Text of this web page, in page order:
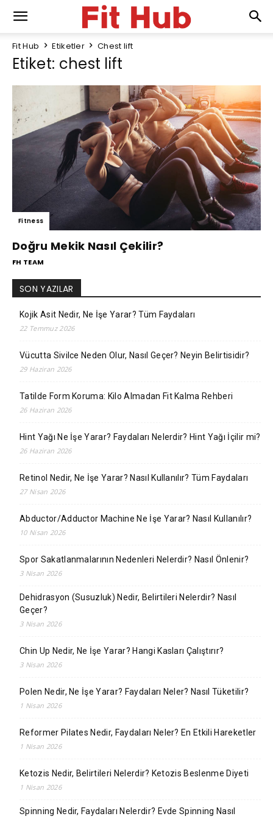
Fit Hub Etiketler Chest lift
Etiket: chest lift
Fitness
Doğru Mekik Nasıl Çekilir?
FH TEAM
SON YAZILAR
Kojik Asit Nedir, Ne İşe Yarar? Tüm Faydaları
22 Temmuz 2026
Vücutta Sivilce Neden Olur, Nasıl Geçer? Neyin Belirtisidir?
29 Haziran 2026
Tatilde Form Koruma: Kilo Almadan Fit Kalma Rehberi
26 Haziran 2026
Hint Yağı Ne İşe Yarar? Faydaları Nelerdir? Hint Yağı İçilir mi?
26 Haziran 2026
Retinol Nedir, Ne İşe Yarar? Nasıl Kullanılır? Tüm Faydaları
27 Nisan 2026
Abductor/Adductor Machine Ne İşe Yarar? Nasıl Kullanılır?
10 Nisan 2026
Spor Sakatlanmalarının Nedenleri Nelerdir? Nasıl Önlenir?
3 Nisan 2026
Dehidrasyon (Susuzluk) Nedir, Belirtileri Nelerdir? Nasıl
Geçer?
3 Nisan 2026
Chin Up Nedir, Ne İşe Yarar? Hangi Kasları Çalıştırır?
3 Nisan 2026
Polen Nedir, Ne İşe Yarar? Faydaları Neler? Nasıl Tüketilir?
1 Nisan 2026
Reformer Pilates Nedir, Faydaları Neler? En Etkili Hareketler
1 Nisan 2026
Ketozis Nedir, Belirtileri Nelerdir? Ketozis Beslenme Diyeti
1 Nisan 2026
Spinning Nedir, Faydaları Nelerdir? Evde Spinning Nasıl